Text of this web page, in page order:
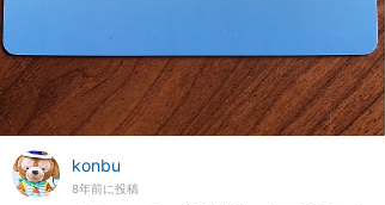
konbu
8年前に投稿